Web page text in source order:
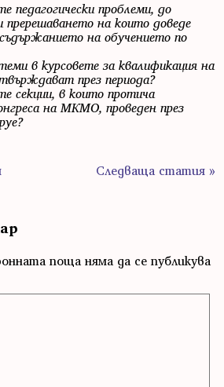
педагогически проблеми, до
пререшаването на които доведе
на обучението по
в курсовете за квалификация на
през периода?
секции, в които протича
на МКМО, проведен през
Следваща статия »
поща няма да се публикува